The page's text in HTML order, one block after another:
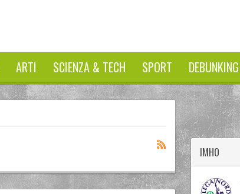
ARTI SCIENZA & TECH SPORT DEBUNKING
IMHO